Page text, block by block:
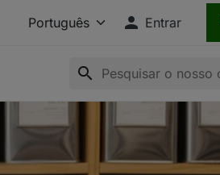
 Entrar
search